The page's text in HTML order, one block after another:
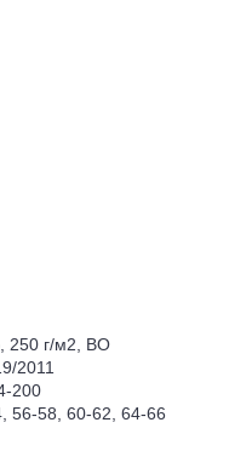
250 г/м2, ВО
2011
200
56-58, 60-62, 64-66